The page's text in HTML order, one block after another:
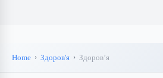
Home Здоров'я Здоров’я